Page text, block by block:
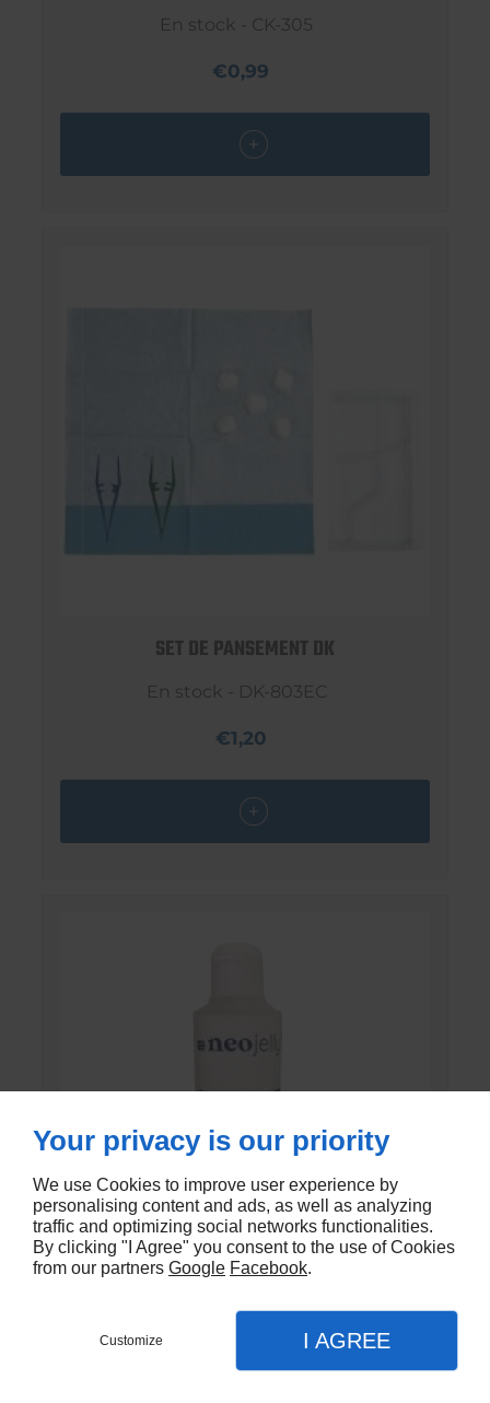
En stock - CK-305
€0,99
SET DE PANSEMENT DK
En stock - DK-803EC
€1,20
GEL DE CONTACT UNI’GEL
Your privacy is our priority
We use Cookies to improve user experience by
personalising content and ads, as well as analyzing
traffic and optimizing social networks functionalities.
By clicking "I Agree" you consent to the use of Cookies
from our partners Google Facebook.
Customize I AGREE